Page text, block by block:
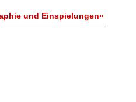
und Einspielungen«